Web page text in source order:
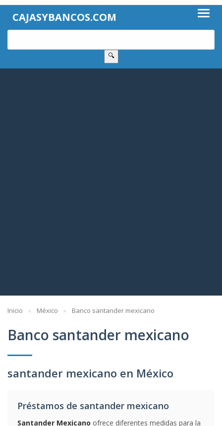
CAJASYBANCOS.COM
🔍
Inicio México Banco santander mexicano
Banco santander mexicano
santander mexicano en México
Préstamos de santander mexicano
Santander Mexicano ofrece diferentes medidas para la